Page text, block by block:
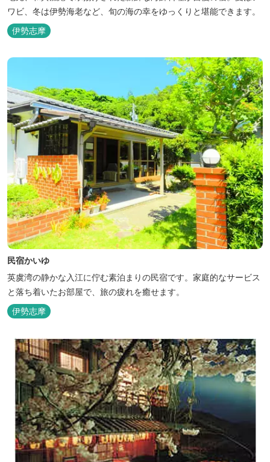
ワビ、冬は伊勢海老など、旬の海の幸をゆっくりと堪能できます。
伊勢志摩
民宿かいゆ
英虞湾の静かな入江に佇む素泊まりの民宿です。家庭的なサービス
と落ち着いたお部屋で、旅の疲れを癒せます。
伊勢志摩